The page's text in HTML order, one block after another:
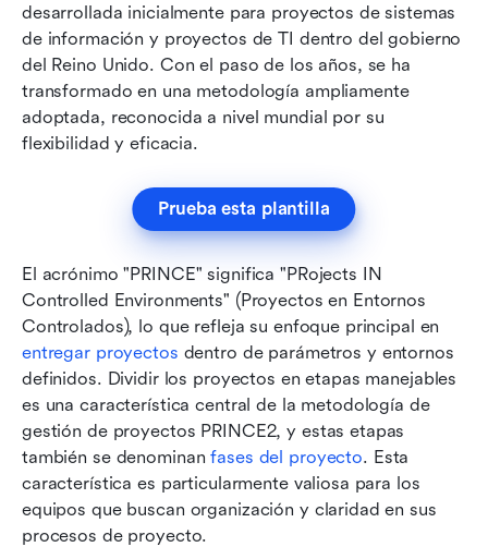
desarrollada inicialmente para proyectos de sistemas
de información y proyectos de TI dentro del gobierno
del Reino Unido. Con el paso de los años, se ha
transformado en una metodología ampliamente
adoptada, reconocida a nivel mundial por su
flexibilidad y eficacia.
Prueba esta plantilla
El acrónimo "PRINCE" significa "PRojects IN
Controlled Environments" (Proyectos en Entornos
entregar proyectos dentro de parámetros y entornos
definidos. Dividir los proyectos en etapas manejables
es una característica central de la metodología de
gestión de proyectos PRINCE2, y estas etapas
también se denominan fases del proyecto. Esta
característica es particularmente valiosa para los
equipos que buscan organización y claridad en sus
procesos de proyecto.